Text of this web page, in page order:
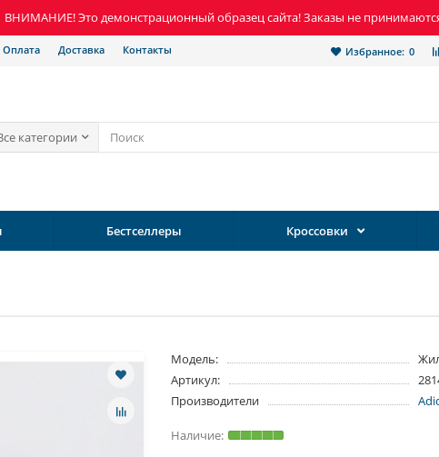
ВНИМАНИЕ! Это демонстрационный образец сайта! Заказы не
Избранное: 0
Оплата Доставка Контакты
категории
Бестселлеры Кроссовки
Модель:
Артикул:
Производители